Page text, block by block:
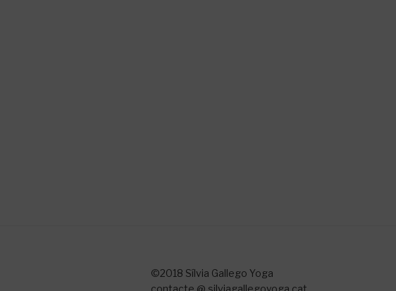
©2018 Sílvia Gallego Yoga
contacte @ silviagallegoyoga.cat